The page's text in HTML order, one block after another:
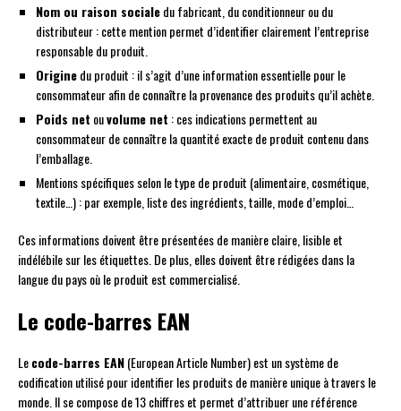
Nom ou raison socialedu fabricant, du conditionneur ou du
distributeur : cette mention permet d’identifier clairement l’entreprise
responsable du produit.
Originedu produit : il s’agit d’une information essentielle pour le
consommateur afin de connaître la provenance des produits qu’il achète.
Poids net ouvolume net : ces indications permettent au
consommateur de connaître la quantité exacte de produit contenu dans
l’emballage.
Mentions spécifiques selon le type de produit (alimentaire, cosmétique,
textile…) : par exemple, liste des ingrédients, taille, mode d’emploi…
Ces informations doivent être présentées de manière claire, lisible et
indélébile sur les étiquettes. De plus, elles doivent être rédigées dans la
langue du pays où le produit est commercialisé.
Le code-barres EAN
Lecode-barres EAN(European Article Number) est un système de
codification utilisé pour identifier les produits de manière unique à travers le
monde. Il se compose de 13 chiffres et permet d’attribuer une référence